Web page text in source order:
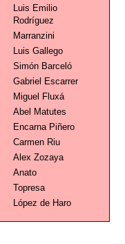
Luis Emilio
Rodríguez
Marranzini
Luis Gallego
Simón Barceló
Gabriel Escarrer
Miguel Fluxá
Abel Matutes
Encarna Piñero
Carmen Riu
Alex Zozaya
Anato
Topresa
López de Haro